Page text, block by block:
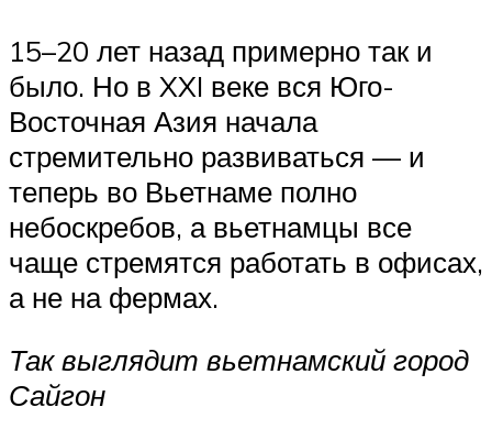
15–20 лет назад примерно так и
было. Но в XXI веке вся Юго-
Восточная Азия начала
стремительно развиваться — и
теперь во Вьетнаме полно
небоскребов, а вьетнамцы все
чаще стремятся работать в офисах,
а не на фермах.
Так выглядит вьетнамский город
Сайгон